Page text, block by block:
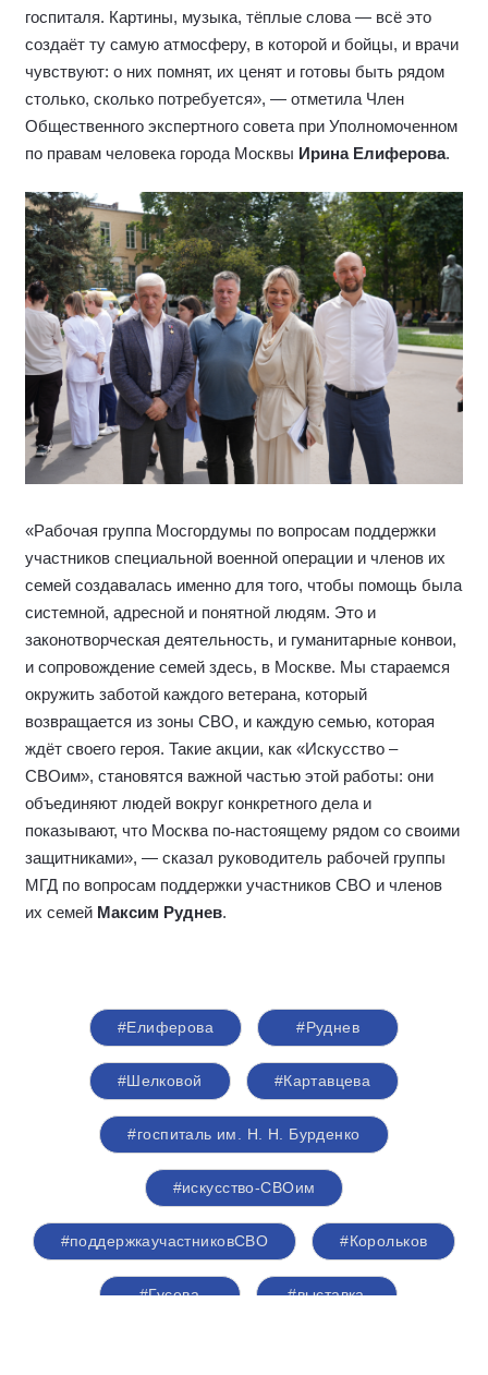
госпиталя. Картины, музыка, тёплые слова — всё это
создаёт ту самую атмосферу, в которой и бойцы, и врачи
чувствуют: о них помнят, их ценят и готовы быть рядом
столько, сколько потребуется», — отметила Член
Общественного экспертного совета при Уполномоченном
по правам человека города Москвы Ирина Елиферова.
«Рабочая группа Мосгордумы по вопросам поддержки
участников специальной военной операции и членов их
семей создавалась именно для того, чтобы помощь была
системной, адресной и понятной людям. Это и
законотворческая деятельность, и гуманитарные конвои,
и сопровождение семей здесь, в Москве. Мы стараемся
окружить заботой каждого ветерана, который
возвращается из зоны СВО, и каждую семью, которая
ждёт своего героя. Такие акции, как «Искусство –
СВОим», становятся важной частью этой работы: они
объединяют людей вокруг конкретного дела и
показывают, что Москва по‑настоящему рядом со своими
защитниками», — сказал руководитель рабочей группы
МГД по вопросам поддержки участников СВО и членов
их семей Максим Руднев.
#Елиферова #Руднев
#Шелковой #Картавцева
#госпиталь им. Н. Н. Бурденко
#искусство-СВОим
#поддержкаучастниковСВО #Корольков
#Гусева #выставка